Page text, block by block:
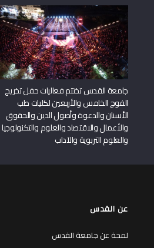
جامعة القدس تختتم فعاليات حفل تخريج
الفوج الخامس والأربعين لكليات طب
الأسنان والدعوة وأصول الدين والحقوق
والأعمال والاقتصاد والعلوم والتكنولوجيا
والعلوم التربوية والآداب
عن القدس
لمحة عن جامعة القدس